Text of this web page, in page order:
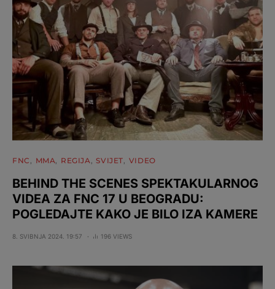
FNC MMA REGIJA SVIJET VIDEO
BEHIND THE SCENES SPEKTAKULARNOG
VIDEA ZA FNC 17 U BEOGRADU:
POGLEDAJTE KAKO JE BILO IZA KAMERE
8. SVIBNJA 2024. 19:57 196 VIEWS